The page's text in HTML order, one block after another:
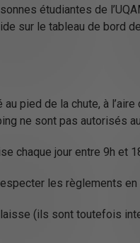
étudiantes de
sur le tableau de bord
pied de la chute, à
ne sont pas autorisés
chaque jour entre 9h et
les règlements en
(ils sont toutefois